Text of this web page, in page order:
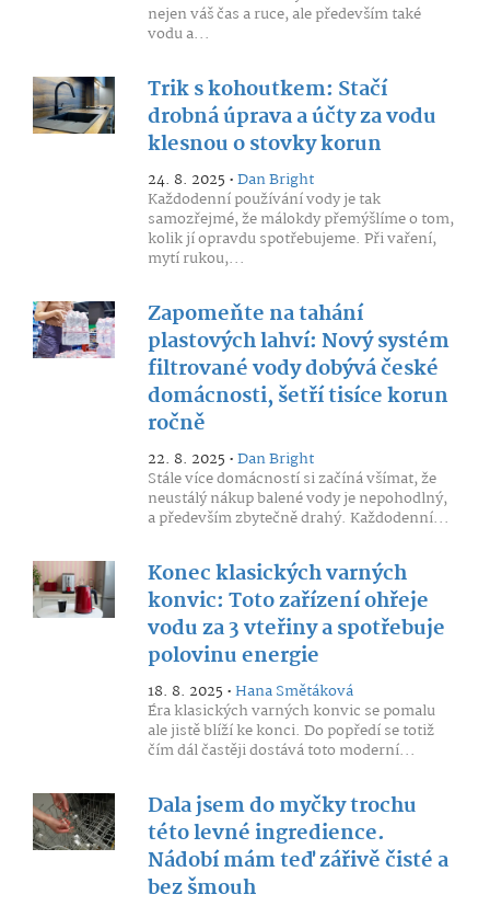
nejen váš čas a ruce, ale především také
vodu a...
Trik s kohoutkem: Stačí
drobná úprava a účty za vodu
klesnou o stovky korun
24. 8. 2025 •Dan Bright
Každodenní používání vody je tak
samozřejmé, že málokdy přemýšlíme o tom,
kolik jí opravdu spotřebujeme. Při vaření,
mytí rukou,...
Zapomeňte na tahání
plastových lahví: Nový systém
filtrované vody dobývá české
domácnosti, šetří tisíce korun
ročně
22. 8. 2025 •Dan Bright
Stále více domácností si začíná všímat, že
neustálý nákup balené vody je nepohodlný,
a především zbytečně drahý. Každodenní...
Konec klasických varných
konvic: Toto zařízení ohřeje
vodu za 3 vteřiny a spotřebuje
polovinu energie
18. 8. 2025 •Hana Smětáková
Éra klasických varných konvic se pomalu
ale jistě blíží ke konci. Do popředí se totiž
čím dál častěji dostává toto moderní...
Dala jsem do myčky trochu
této levné ingredience.
Nádobí mám teď zářivě čisté a
bez šmouh